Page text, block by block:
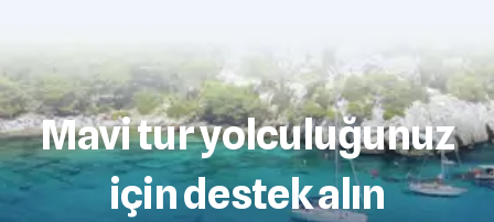
Mavi tur yolculuğunuz
için destek alın